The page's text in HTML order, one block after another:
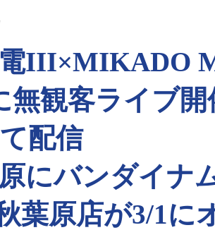
電III×MIKADO
無観客ライブ
配信
にバンダイナ
葉原店が3/1に